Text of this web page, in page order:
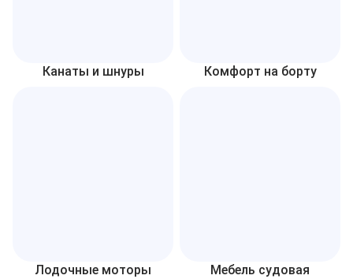
Канаты и шнуры Комфорт на борту
Лодочные моторы Мебель судовая